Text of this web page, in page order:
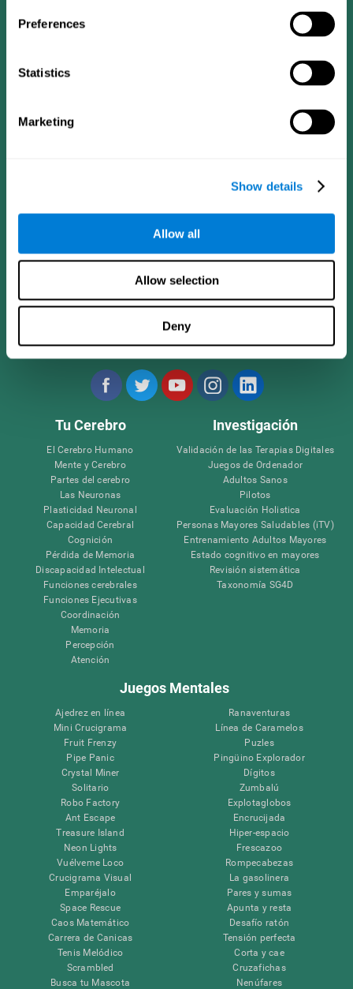
Preferences
Statistics
Marketing
Show details
Allow all
Allow selection
Deny
Síguenos en
Tu Cerebro
El Cerebro Humano
Mente y Cerebro
Partes del cerebro
Las Neuronas
Plasticidad Neuronal
Capacidad Cerebral
Cognición
Pérdida de Memoria
Discapacidad Intelectual
Funciones cerebrales
Funciones Ejecutivas
Coordinación
Memoria
Percepción
Atención
Investigación
Validación de las Terapias Digitales
Juegos de Ordenador
Adultos Sanos
Pilotos
Evaluación Holistica
Personas Mayores Saludables (iTV)
Entrenamiento Adultos Mayores
Estado cognitivo en mayores
Revisión sistemática
Taxonomía SG4D
Juegos Mentales
Ajedrez en línea
Mini Crucigrama
Fruit Frenzy
Pipe Panic
Crystal Miner
Solitario
Robo Factory
Ant Escape
Treasure Island
Neon Lights
Vuélveme Loco
Crucigrama Visual
Emparéjalo
Space Rescue
Caos Matemático
Carrera de Canicas
Tenis Melódico
Scrambled
Busca tu Mascota
Ranaventuras
Línea de Caramelos
Puzles
Pingüino Explorador
Dígitos
Zumbalú
Explotaglobos
Encrucijada
Hiper-espacio
Frescazoo
Rompecabezas
La gasolinera
Pares y sumas
Apunta y resta
Desafío ratón
Tensión perfecta
Corta y cae
Cruzafichas
Nenúfares